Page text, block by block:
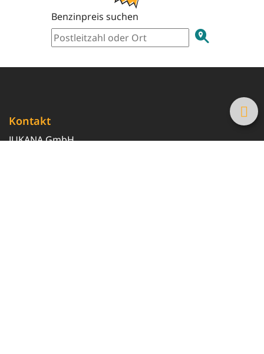
Benzinpreis suchen
Kontakt
JUKANA GmbH